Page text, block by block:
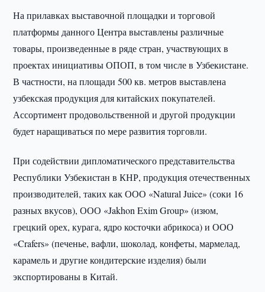
На прилавках выставочной площадки и торговой
платформы данного Центра выставлены различные
товары, произведенные в ряде стран, участвующих в
проектах инициативы ОПОП, в том числе в Узбекистане.
В частности, на площади 500 кв. метров выставлена
узбекская продукция для китайских покупателей.
Ассортимент продовольственной и другой продукции
будет наращиваться по мере развития торговли.
При содействии дипломатического представительства
Республики Узбекистан в КНР, продукция отечественных
производителей, таких как ООО «Natural Juice» (соки 16
разных вкусов), ООО «Jakhon Exim Group» (изюм,
грецкий орех, курага, ядро косточки абрикоса) и ООО
«Crafers» (печенье, вафли, шоколад, конфеты, мармелад,
карамель и другие кондитерские изделия) были
экспортированы в Китай.